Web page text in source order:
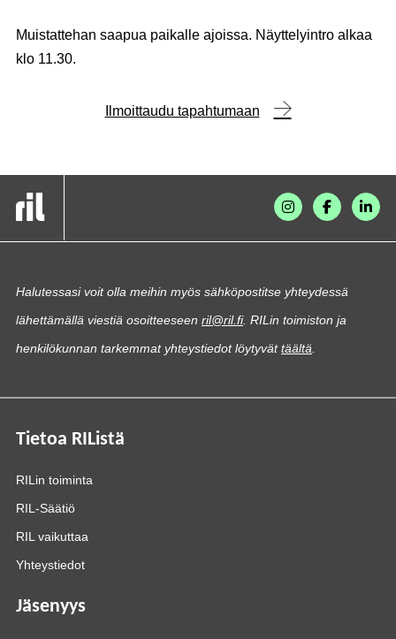
Muistattehan saapua paikalle ajoissa. Näyttelyintro alkaa
klo 11.30.
Ilmoittaudu tapahtumaan
Halutessasi voit olla meihin myös sähköpostitse yhteydessä
lähettämällä viestiä osoitteeseen ril@ril.fi. RILin toimiston ja
henkilökunnan tarkemmat yhteystiedot löytyvättäältä
Tietoa RIListä
RILin toiminta
RIL-Säätiö
RIL vaikuttaa
Yhteystiedot
Jäsenyys